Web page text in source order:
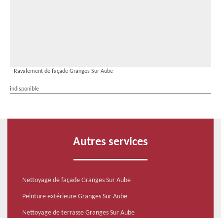
Ravalement de façade Granges Sur Aube
indisponible
Autres services
Nettoyage de façade Granges Sur Aube
Peinture extérieure Granges Sur Aube
Nettoyage de terrasse Granges Sur Aube